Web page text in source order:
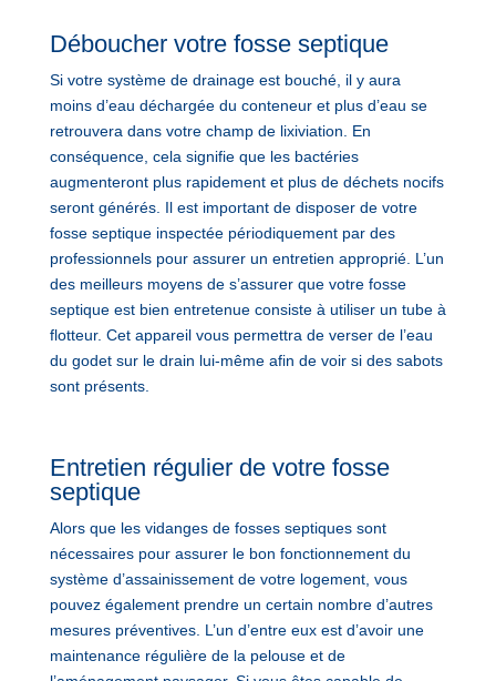
Déboucher votre fosse septique
Si votre système de drainage est bouché, il y aura
moins d’eau déchargée du conteneur et plus d’eau se
retrouvera dans votre champ de lixiviation. En
conséquence, cela signifie que les bactéries
augmenteront plus rapidement et plus de déchets nocifs
seront générés. Il est important de disposer de votre
fosse septique inspectée périodiquement par des
professionnels pour assurer un entretien approprié. L’un
des meilleurs moyens de s’assurer que votre fosse
septique est bien entretenue consiste à utiliser un tube à
flotteur. Cet appareil vous permettra de verser de l’eau
du godet sur le drain lui-même afin de voir si des sabots
sont présents.
Entretien régulier de votre fosse
septique
Alors que les vidanges de fosses septiques sont
nécessaires pour assurer le bon fonctionnement du
système d’assainissement de votre logement, vous
pouvez également prendre un certain nombre d’autres
mesures préventives. L’un d’entre eux est d’avoir une
maintenance régulière de la pelouse et de